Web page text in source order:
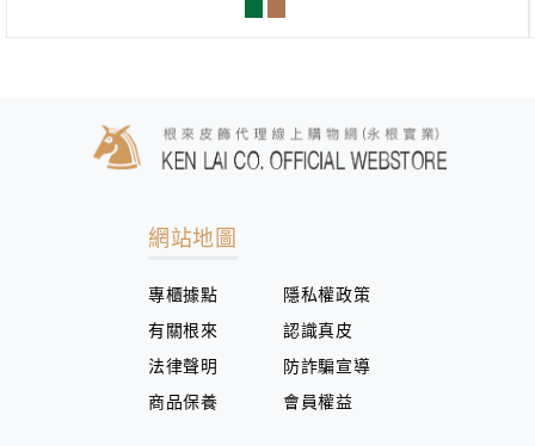
網站地圖
專櫃據點
隱私權政策
有關根來
認識真皮
法律聲明
防詐騙宣導
商品保養
會員權益